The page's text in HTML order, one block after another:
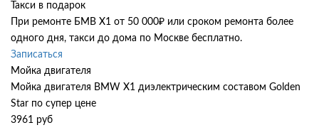
Такси в подарок
При ремонте БМВ Х1 от 50 000₽ или сроком ремонта более
одного дня, такси до дома по Москве бесплатно.
Записаться
Мойка двигателя
Мойка двигателя BMW X1 диэлектрическим составом Golden
Star по супер цене
3961 руб